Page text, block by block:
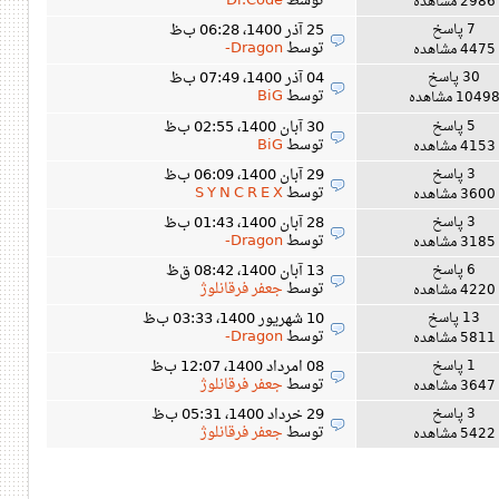
7 پاسخ
4475 مشاهده
25 آذر 1400، 06:28 ب‌ظ
توسطDragon-
30 پاسخ
10498 مشاهده
04 آذر 1400، 07:49 ب‌ظ
توسطBiG
5 پاسخ
4153 مشاهده
30 آبان 1400، 02:55 ب‌ظ
توسطBiG
3 پاسخ
3600 مشاهده
29 آبان 1400، 06:09 ب‌ظ
توسطS Y N C R E X
3 پاسخ
3185 مشاهده
28 آبان 1400، 01:43 ب‌ظ
توسطDragon-
6 پاسخ
4220 مشاهده
13 آبان 1400، 08:42 ق‌ظ
توسطجعفر فرقانلوژ
13 پاسخ
5811 مشاهده
10 شهریور 1400، 03:33 ب‌ظ
توسطDragon-
1 پاسخ
3647 مشاهده
08 امرداد 1400، 12:07 ب‌ظ
توسطجعفر فرقانلوژ
3 پاسخ
5422 مشاهده
29 خرداد 1400، 05:31 ب‌ظ
توسطجعفر فرقانلوژ